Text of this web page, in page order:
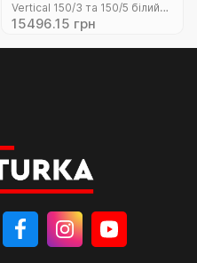
Vertical 150/3 та 150/5 білий
(930.11.327)
15496.15 грн